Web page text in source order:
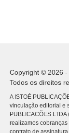
Copyright © 2026 -
Todos os direitos
A ISTOÉ
vinculação editorial e
PUBLICACÕES
realizamos
contrato de